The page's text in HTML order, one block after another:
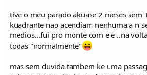
tive o meu parado akuase 2 meses sem
kuadrante nao acendiam nenhuma a n
medios...fui pro monte com ele ..na
todas "normalmente"
mas sem duvida tambem ke uma